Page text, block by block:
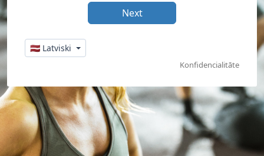
🇱🇻 Latviski
Konfidencialitāte